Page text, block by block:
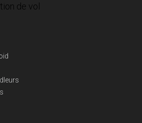
de vol